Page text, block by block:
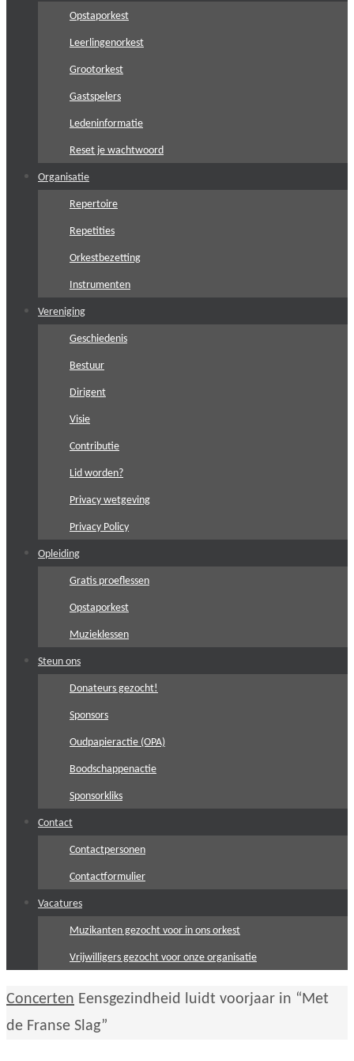
Opstaporkest
Leerlingenorkest
Grootorkest
Gastspelers
Ledeninformatie
Reset je wachtwoord
Organisatie
Repertoire
Repetities
Orkestbezetting
Instrumenten
Vereniging
Geschiedenis
Bestuur
Dirigent
Visie
Contributie
Lid worden?
Privacy wetgeving
Privacy Policy
Opleiding
Gratis proeflessen
Opstaporkest
Muzieklessen
Steun ons
Donateurs gezocht!
Sponsors
Oudpapieractie (OPA)
Boodschappenactie
Sponsorkliks
Contact
Contactpersonen
Contactformulier
Vacatures
Muzikanten gezocht voor in ons orkest
Vrijwilligers gezocht voor onze organisatie
Home
Concerten Eensgezindheid luidt voorjaar in “Met
de Franse Slag”